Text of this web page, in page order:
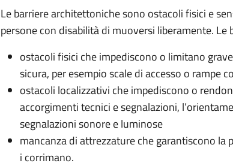
Le barriere architettoniche sono ostacoli fisici e
persone con disabilità di muoversi liberamente.
ostacoli fisici che impediscono o limitano
sicura, per esempio scale di accesso o rampe
ostacoli localizzativi che impediscono o
accorgimenti tecnici e segnalazioni,
segnalazioni sonore e luminose
mancanza di attrezzature che garantiscono la
i corrimano.